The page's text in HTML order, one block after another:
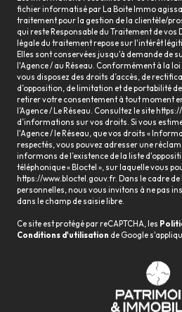
fichier informatisé par La Boite Immo
traitement pour la gestion de la clientèle/
qui reste Responsable du Traitement de vos
légale du traitement repose sur l'intérêt
Elles sont conservées jusqu'à demande de
l'Agence / au Réseau. Conformément à la
vous disposez des droits d’accès, de
d’opposition, de limitation et de portabilité
retirer votre consentement à tout moment
l’Agence / Le Réseau. Consultez le site
d’informations sur vos droits. Si vous
l'Agence / le Réseau, que vos droits «
respectés, vous pouvez adresser une
informons de l’existence de la liste
téléphonique « Bloctel », sur laquelle vous
https://www.bloctel.gouv.fr. Dans le cadre
personnelles, nous vous invitons à ne pas
dans le champ de saisie libre.
Ce site est protégé par reCAPTCHA, les
Conditions d'utilisation de Google